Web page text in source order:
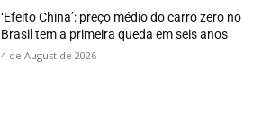
‘Efeito China’: preço médio do carro zero no
Brasil tem a primeira queda em seis anos
4 de August de 2026